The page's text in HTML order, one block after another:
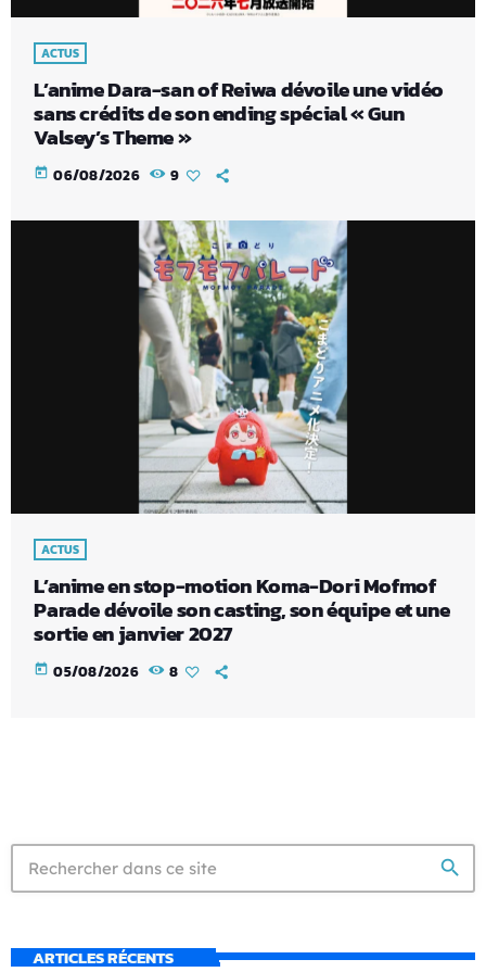
ACTUS
L’anime Dara-san of Reiwa dévoile une vidéo
sans crédits de son ending spécial « Gun
Valsey’s Theme »
today 06/08/2026 9
ACTUS
L’anime en stop-motion Koma-Dori Mofmof
Parade dévoile son casting, son équipe et une
sortie en janvier 2027
today 05/08/2026 8
search
ARTICLES RÉCENTS